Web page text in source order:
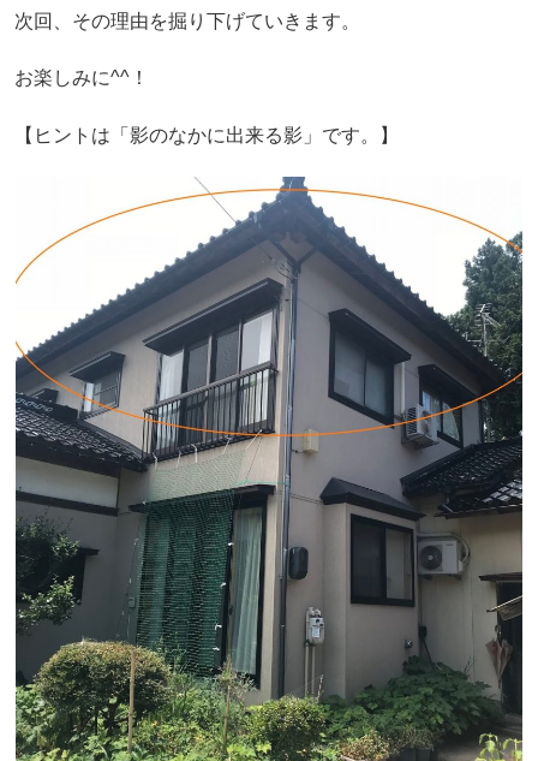
次回、その理由を掘り下げていきます。
お楽しみに^^！
【ヒントは「影のなかに出来る影」です。】